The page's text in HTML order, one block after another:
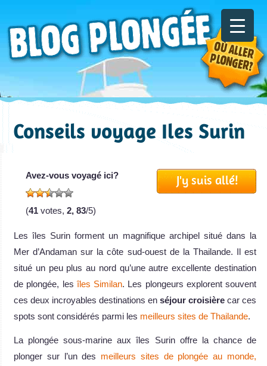
Conseils voyage Iles Surin
J'y suis allé!
Avez-vous voyagé ici?
(41 votes, 2, 83/5)
Les îles Surin forment un magnifique archipel situé dans la
Mer d’Andaman sur la côte sud-ouest de la Thailande. Il est
situé un peu plus au nord qu’une autre excellente destination
de plongée, lesîles Similan. Les plongeurs explorent souvent
ces deux incroyables destinations en séjour croisière car ces
spots sont considérés parmi les meilleurs sites de Thailande.
La plongée sous-marine aux îles Surin offre la chance de
plonger sur l’un des meilleurs sites de plongée au monde,